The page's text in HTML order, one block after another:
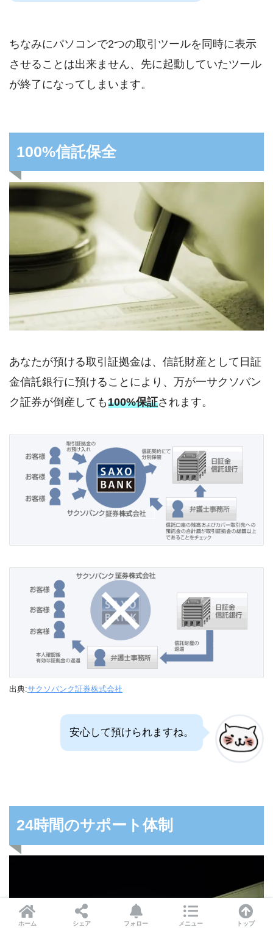
ちなみにパソコンで2つの取引ツールを同時に表示
させることは出来ません、先に起動していたツール
が終了になってしまいます。
100%信託保全
あなたが預ける取引証拠金は、信託財産として日証
金信託銀行に預けることにより、万が一サクソバン
ク証券が倒産しても100%保証されます。
出典:サクソバンク証券株式会社
安心して預けられますね。
24時間のサポート体制
ホーム シェア フォロー メニュー トップ